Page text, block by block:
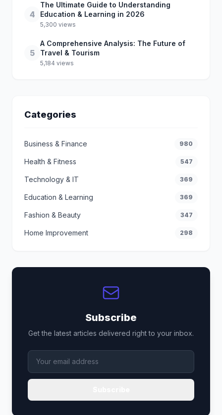
4
The Ultimate Guide to Understanding
Education & Learning in 2026
5,300 views
5
A Comprehensive Analysis: The Future of
Travel & Tourism
5,184 views
Categories
Business & Finance 980
Health & Fitness 547
Technology & IT 369
Education & Learning 369
Fashion & Beauty 347
Home Improvement 298
Subscribe
Get the latest articles delivered right to your inbox.